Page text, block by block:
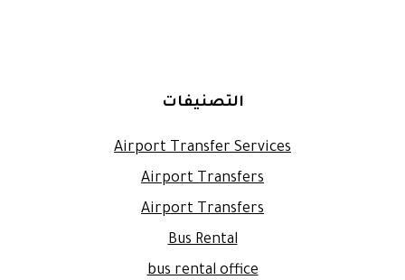
التصنيفات
Airport Transfer Services
Airport Transfers
Airport Transfers
Bus Rental
bus rental office